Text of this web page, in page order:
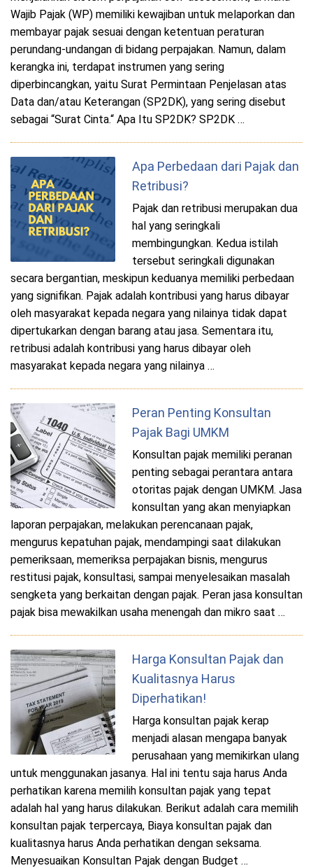
Wajib Pajak (WP) memiliki kewajiban untuk melaporkan dan
membayar pajak sesuai dengan ketentuan peraturan
perundang-undangan di bidang perpajakan. Namun, dalam
kerangka ini, terdapat instrumen yang sering
diperbincangkan, yaitu Surat Permintaan Penjelasan atas
Data dan/atau Keterangan (SP2DK), yang sering disebut
sebagai “Surat Cinta.“ Apa Itu SP2DK? SP2DK …
Apa Perbedaan dari Pajak dan
Retribusi?
Pajak dan retribusi merupakan dua
hal yang seringkali
membingungkan. Kedua istilah
tersebut seringkali digunakan
secara bergantian, meskipun keduanya memiliki perbedaan
yang signifikan. Pajak adalah kontribusi yang harus dibayar
oleh masyarakat kepada negara yang nilainya tidak dapat
dipertukarkan dengan barang atau jasa. Sementara itu,
retribusi adalah kontribusi yang harus dibayar oleh
masyarakat kepada negara yang nilainya …
Peran Penting Konsultan
Pajak Bagi UMKM
Konsultan pajak memiliki peranan
penting sebagai perantara antara
otoritas pajak dengan UMKM. Jasa
konsultan yang akan menyiapkan
laporan perpajakan, melakukan perencanaan pajak,
mengurus kepatuhan pajak, mendampingi saat dilakukan
pemeriksaan, memeriksa perpajakan bisnis, mengurus
restitusi pajak, konsultasi, sampai menyelesaikan masalah
sengketa yang berkaitan dengan pajak. Peran jasa konsultan
pajak bisa mewakilkan usaha menengah dan mikro saat …
Harga Konsultan Pajak dan
Kualitasnya Harus
Diperhatikan!
Harga konsultan pajak kerap
menjadi alasan mengapa banyak
perusahaan yang memikirkan ulang
untuk menggunakan jasanya. Hal ini tentu saja harus Anda
perhatikan karena memilih konsultan pajak yang tepat
adalah hal yang harus dilakukan. Berikut adalah cara memilih
konsultan pajak terpercaya, Biaya konsultan pajak dan
kualitasnya harus Anda perhatikan dengan seksama.
Menyesuaikan Konsultan Pajak dengan Budget …